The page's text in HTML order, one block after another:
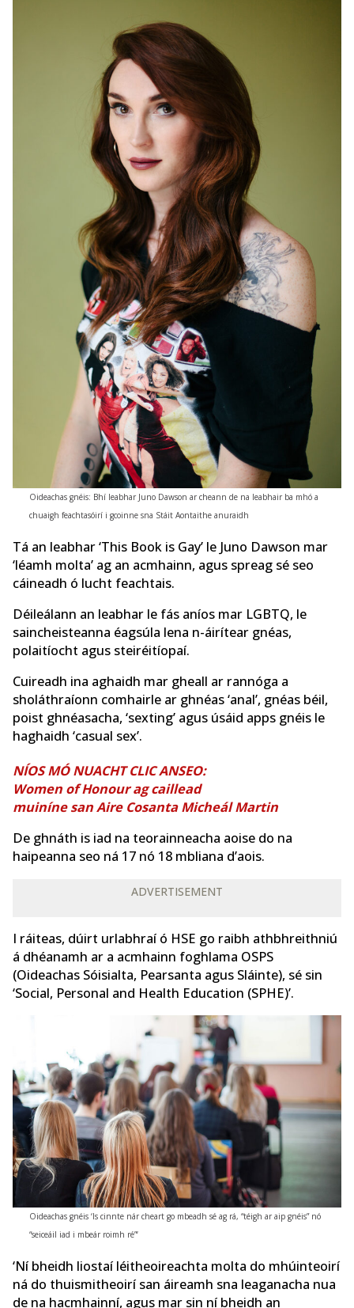
Oideachas gnéis: Bhí leabhar Juno Dawson ar cheann de na leabhair ba mhó a
chuaigh feachtasóirí i gcoinne sna Stáit Aontaithe anuraidh
Tá an leabhar ‘This Book is Gay’ le Juno Dawson mar
‘léamh molta’ ag an acmhainn, agus spreag sé seo
cáineadh ó lucht feachtais.
Déileálann an leabhar le fás aníos mar LGBTQ, le
saincheisteanna éagsúla lena n-áirítear gnéas,
polaitíocht agus steiréitíopaí.
Cuireadh ina aghaidh mar gheall ar rannóga a
sholáthraíonn comhairle ar ghnéas ‘anal’, gnéas béil,
poist ghnéasacha, ‘sexting’ agus úsáid apps gnéis le
haghaidh ‘casual sex’.
NÍOS MÓ NUACHT CLIC ANSEO:
Women of Honour ag caillead
muiníne san Aire Cosanta Micheál Martin
De ghnáth is iad na teorainneacha aoise do na
haipeanna seo ná 17 nó 18 mbliana d’aois.
ADVERTISEMENT
I ráiteas, dúirt urlabhraí ó HSE go raibh athbhreithniú
á dhéanamh ar a acmhainn foghlama OSPS
(Oideachas Sóisialta, Pearsanta agus Sláinte), sé sin
‘Social, Personal and Health Education (SPHE)’.
Oideachas gnéis ‘Is cinnte nár cheart go mbeadh sé ag rá, “téigh ar aip gnéis” nó
“seiceáil iad i mbeár roimh ré”‘
‘Ní bheidh liostaí léitheoireachta molta do mhúinteoirí
ná do thuismitheoirí san áireamh sna leaganacha nua
de na hacmhainní, agus mar sin ní bheidh an